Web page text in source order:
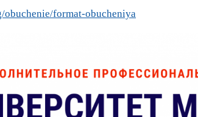
format-obucheniya